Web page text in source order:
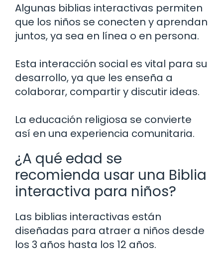
Algunas biblias interactivas permiten
que los niños se conecten y aprendan
juntos, ya sea en línea o en persona.
Esta interacción social es vital para su
desarrollo, ya que les enseña a
colaborar, compartir y discutir ideas.
La educación religiosa se convierte
así en una experiencia comunitaria.
¿A qué edad se
recomienda usar una Biblia
interactiva para niños?
Las biblias interactivas están
diseñadas para atraer a niños desde
los 3 años hasta los 12 años.